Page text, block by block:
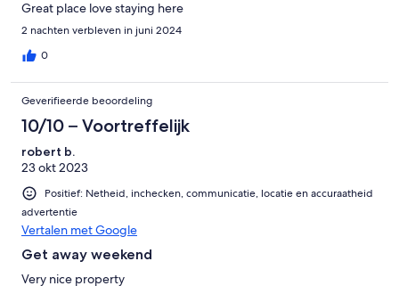
Great place love staying here
2 nachten verbleven in juni 2024
0
Geverifieerde beoordeling
10/10 – Voortreffelijk
robert b.
23 okt 2023
Positief: Netheid, inchecken, communicatie, locatie en accuraatheid
advertentie
Vertalen met Google
Get away weekend
Very nice property